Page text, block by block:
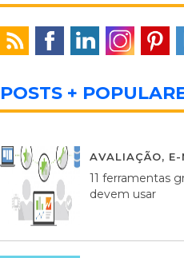
POSTS +
AVALIAÇÃO,
11 ferramentas
devem usar